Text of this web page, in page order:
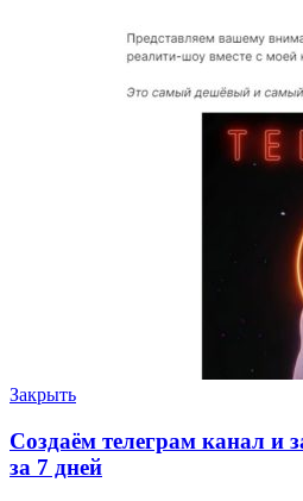
Закрыть
Создаём телеграм канал и
за 7 дней